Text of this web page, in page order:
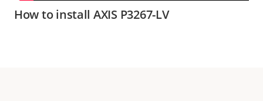
How to install AXIS P3267-LV